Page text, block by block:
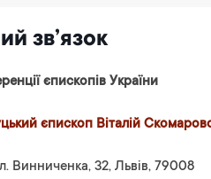
зв’язок
єпископів України
єпископ Віталій
Винниченка, 32, Львів, 79008